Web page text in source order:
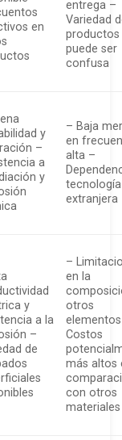
en
entrega –
Variedad
productos
puede ser
confusa
y
–
a
y
– Baja
en
alta –
tecnología
extranjera
y
a la
–
de
–
en la
otros
Costos
más altos
con otros
materiales